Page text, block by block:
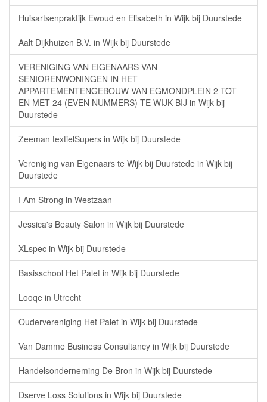
Huisartsenpraktijk Ewoud en Elisabeth in Wijk bij Duurstede
Aalt Dijkhuizen B.V. in Wijk bij Duurstede
VERENIGING VAN EIGENAARS VAN
SENIORENWONINGEN IN HET
APPARTEMENTENGEBOUW VAN EGMONDPLEIN 2 TOT
EN MET 24 (EVEN NUMMERS) TE WIJK BIJ in Wijk bij
Duurstede
Zeeman textielSupers in Wijk bij Duurstede
Vereniging van Eigenaars te Wijk bij Duurstede in Wijk bij
Duurstede
I Am Strong in Westzaan
Jessica's Beauty Salon in Wijk bij Duurstede
XLspec in Wijk bij Duurstede
Basisschool Het Palet in Wijk bij Duurstede
Looqe in Utrecht
Oudervereniging Het Palet in Wijk bij Duurstede
Van Damme Business Consultancy in Wijk bij Duurstede
Handelsonderneming De Bron in Wijk bij Duurstede
Dserve Loss Solutions in Wijk bij Duurstede